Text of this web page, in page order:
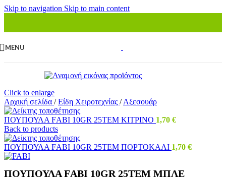
Skip to navigation Skip to main content
MENU
Click to enlarge
Αρχική σελίδα / Είδη Χειροτεχνίας / Αξεσουάρ
ΠΟΥΠΟΥΛΑ FΑΒΙ 10GR 25ΤΕΜ ΚΙΤΡΙΝΟ 1,70 €
Back to products
ΠΟΥΠΟΥΛΑ FΑΒΙ 10GR 25ΤΕΜ ΠΟΡΤΟΚΑΛΙ 1,70 €
ΠΟΥΠΟΥΛΑ FΑΒΙ 10GR 25ΤΕΜ ΜΠΛΕ